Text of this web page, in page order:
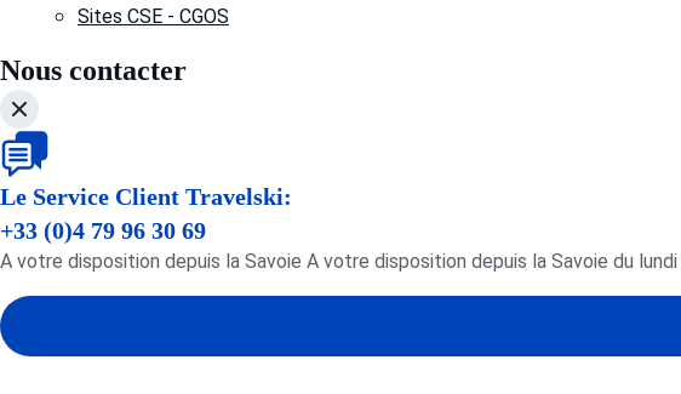
Sites CSE - CGOS
Nous contacter
Le Service Client Travelski:
+33 (0)4 79 96 30 69
A votre disposition depuis la Savoie A votre disposition depuis la Savoie du